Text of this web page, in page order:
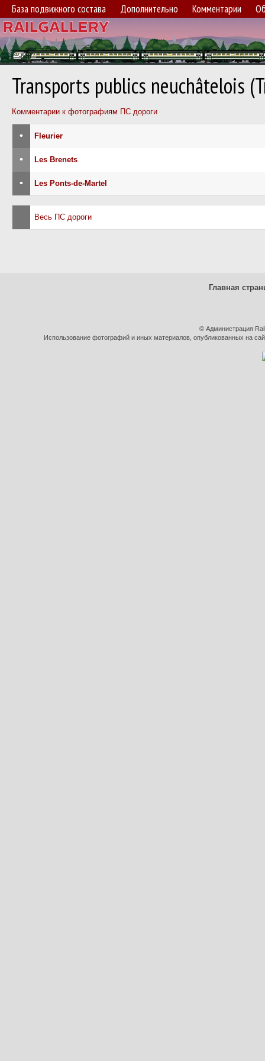
База подвижного состава Дополнительно Комментарии
Transports publics neuchâtelois
Комментарии к фотографиям ПС дороги
• Fleurier
• Les Brenets
• Les Ponts-de-Martel
Весь ПС дороги
Главная
© Администрация
Использование фотографий и иных материалов, опубликованных на